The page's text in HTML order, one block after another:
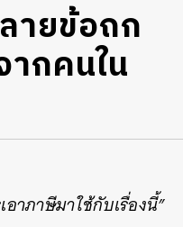
ายข้อถก
กคนใน
าภาษีมาใช้กับเรื่องนี้”